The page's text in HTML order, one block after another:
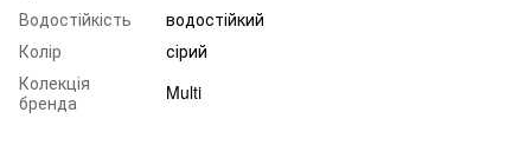
Водостійкість
водостійкий
Колір
сірий
Колекція
бренда
Multi